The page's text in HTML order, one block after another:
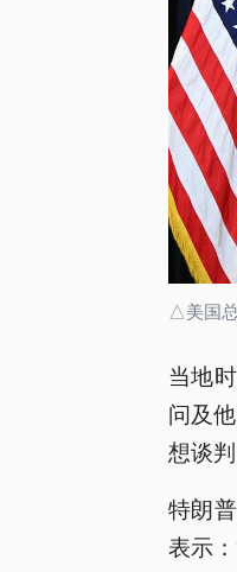
△美国
当地
问及
想谈
特朗
表示